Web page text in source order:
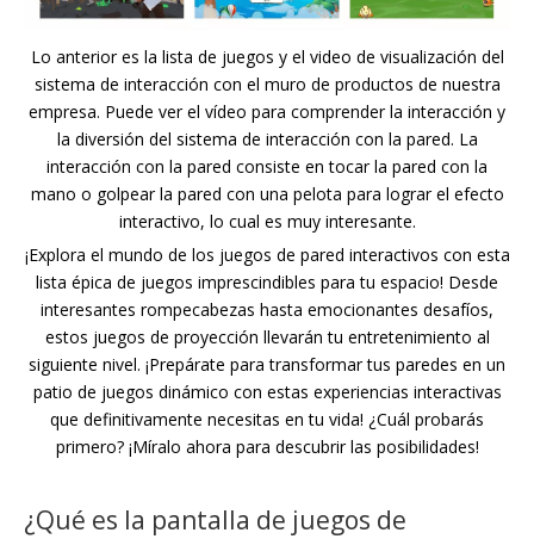
Lo anterior es la lista de juegos y el video de visualización del
sistema de interacción con el muro de productos de nuestra
empresa. Puede ver el vídeo para comprender la interacción y
la diversión del sistema de interacción con la pared. La
interacción con la pared consiste en tocar la pared con la
mano o golpear la pared con una pelota para lograr el efecto
interactivo, lo cual es muy interesante.
¡Explora el mundo de los juegos de pared interactivos con esta
lista épica de juegos imprescindibles para tu espacio! Desde
interesantes rompecabezas hasta emocionantes desafíos,
estos juegos de proyección llevarán tu entretenimiento al
siguiente nivel. ¡Prepárate para transformar tus paredes en un
patio de juegos dinámico con estas experiencias interactivas
que definitivamente necesitas en tu vida! ¿Cuál probarás
primero? ¡Míralo ahora para descubrir las posibilidades!
¿Qué es la pantalla de juegos de